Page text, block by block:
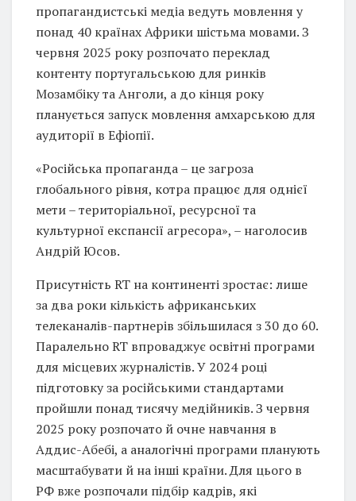
пропагандистські медіа ведуть мовлення у
понад 40 країнах Африки шістьма мовами. З
червня 2025 року розпочато переклад
контенту португальською для ринків
Мозамбіку та Анголи, а до кінця року
планується запуск мовлення амхарською для
аудиторії в Ефіопії.
«Російська пропаганда – це загроза
глобального рівня, котра працює для однієї
мети – територіальної, ресурсної та
культурної експансії агресора», – наголосив
Андрій Юсов.
Присутність RT на континенті зростає: лише
за два роки кількість африканських
телеканалів-партнерів збільшилася з 30 до 60.
Паралельно RT впроваджує освітні програми
для місцевих журналістів. У 2024 році
підготовку за російськими стандартами
пройшли понад тисячу медійників. З червня
2025 року розпочато й очне навчання в
Аддис-Абебі, а аналогічні програми планують
масштабувати й на інші країни. Для цього в
РФ вже розпочали підбір кадрів, які